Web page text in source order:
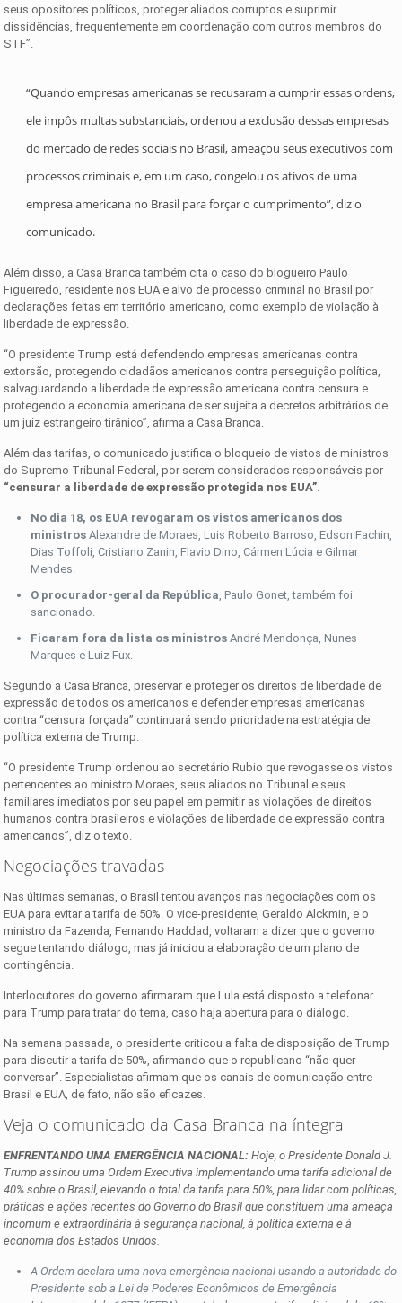
seus opositores políticos, proteger aliados corruptos e suprimir
dissidências, frequentemente em coordenação com outros membros do
STF”.
“Quando empresas americanas se recusaram a cumprir essas ordens,
ele impôs multas substanciais, ordenou a exclusão dessas empresas
do mercado de redes sociais no Brasil, ameaçou seus executivos com
processos criminais e, em um caso, congelou os ativos de uma
empresa americana no Brasil para forçar o cumprimento”, diz o
comunicado.
Além disso, a Casa Branca também cita o caso do blogueiro Paulo
Figueiredo, residente nos EUA e alvo de processo criminal no Brasil por
declarações feitas em território americano, como exemplo de violação à
liberdade de expressão.
“O presidente Trump está defendendo empresas americanas contra
extorsão, protegendo cidadãos americanos contra perseguição política,
salvaguardando a liberdade de expressão americana contra censura e
protegendo a economia americana de ser sujeita a decretos arbitrários de
um juiz estrangeiro tirânico”, afirma a Casa Branca.
Além das tarifas, o comunicado justifica o bloqueio de vistos de ministros
do Supremo Tribunal Federal, por serem considerados responsáveis por
“censurar a liberdade de expressão protegida nos EUA”
No dia 18, os EUA revogaram os vistos americanos dos
ministros Alexandre de Moraes, Luis Roberto Barroso, Edson Fachin,
Dias Toffoli, Cristiano Zanin, Flavio Dino, Cármen Lúcia e Gilmar
Mendes.
O procurador-geral da República , Paulo Gonet, também foi
sancionado.
Ficaram fora da lista os ministrosAndré Mendonça, Nunes
Marques e Luiz Fux.
Segundo a Casa Branca, preservar e proteger os direitos de liberdade de
expressão de todos os americanos e defender empresas americanas
contra “censura forçada” continuará sendo prioridade na estratégia de
política externa de Trump.
“O presidente Trump ordenou ao secretário Rubio que revogasse os vistos
pertencentes ao ministro Moraes, seus aliados no Tribunal e seus
familiares imediatos por seu papel em permitir as violações de direitos
humanos contra brasileiros e violações de liberdade de expressão contra
americanos”, diz o texto.
Negociações travadas
Nas últimas semanas, o Brasil tentou avanços nas negociações com os
EUA para evitar a tarifa de 50%. O vice-presidente, Geraldo Alckmin, e o
ministro da Fazenda, Fernando Haddad, voltaram a dizer que o governo
segue tentando diálogo, mas já iniciou a elaboração de um plano de
contingência.
Interlocutores do governo afirmaram que Lula está disposto a telefonar
para Trump para tratar do tema, caso haja abertura para o diálogo.
Na semana passada, o presidente criticou a falta de disposição de Trump
para discutir a tarifa de 50%, afirmando que o republicano “não quer
conversar”. Especialistas afirmam que os canais de comunicação entre
Brasil e EUA, de fato, não são eficazes.
Veja o comunicado da Casa Branca na íntegra
ENFRENTANDO UMA EMERGÊNCIA NACIONAL:Hoje, o Presidente Donald J.
Trump assinou uma Ordem Executiva implementando uma tarifa adicional de
40% sobre o Brasil, elevando o total da tarifa para 50%, para lidar com políticas,
práticas e ações recentes do Governo do Brasil que constituem uma ameaça
incomum e extraordinária à segurança nacional, à política externa e à
economia dos Estados Unidos.
A Ordem declara uma nova emergência nacional usando a autoridade do
Presidente sob a Lei de Poderes Econômicos de Emergência